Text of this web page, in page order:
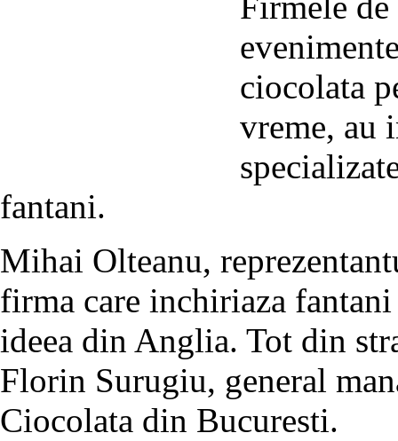
ciocolata
vreme, au
fantani.
Mihai Olteanu,
firma care inchiriaza
ideea din Anglia. Tot din
Florin Surugiu, general
Ciocolata din Bucuresti.